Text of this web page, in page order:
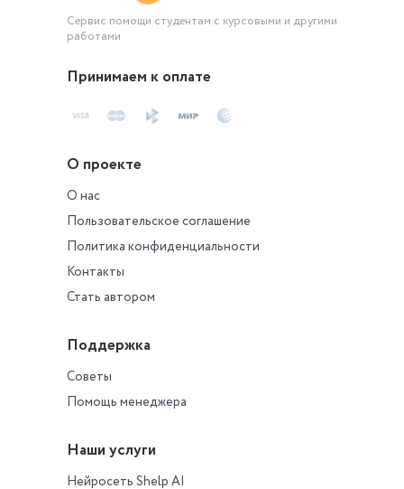
Сервис помощи студентам с курсовыми и другими
работами
Принимаем к оплате
О проекте
О нас
Пользовательское соглашение
Политика конфиденциальности
Контакты
Стать автором
Поддержка
Советы
Помощь менеджера
Наши услуги
Нейросеть Shelp AI